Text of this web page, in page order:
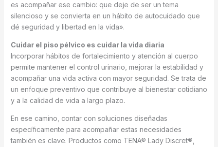
es acompañar ese cambio: que deje de ser un tema
silencioso y se convierta en un hábito de autocuidado que
dé seguridad y libertad en la vida».
Cuidar el piso pélvico es cuidar la vida diaria
Incorporar hábitos de fortalecimiento y atención al cuerpo
permite mantener el control urinario, mejorar la estabilidad y
acompañar una vida activa con mayor seguridad. Se trata de
un enfoque preventivo que contribuye al bienestar cotidiano
y a la calidad de vida a largo plazo.
En ese camino, contar con soluciones diseñadas
específicamente para acompañar estas necesidades
también es clave. Productos como TENA® Lady Discret®,